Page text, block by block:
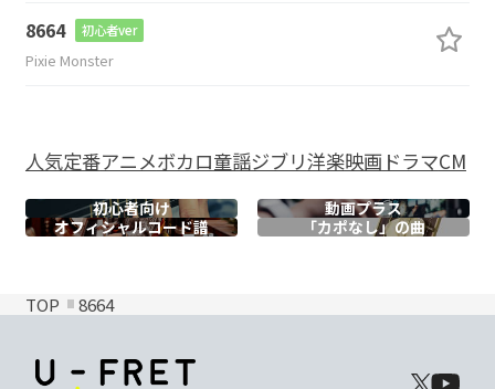
8664 初心者ver
Pixie Monster
人気定番アニメボカロ童謡ジブリ洋楽映画ドラマCM
初心者向け
動画プラス
オフィシャルコード譜 「カポなし」の曲
TOP 8664